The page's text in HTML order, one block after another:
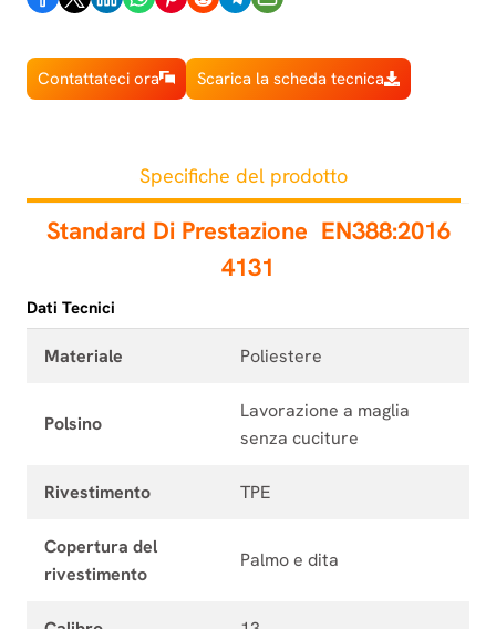
Contattateci ora Scarica la scheda tecnica
Specifiche del prodotto
Standard Di Prestazione EN388:2016
4131
Dati Tecnici
Materiale Poliestere
Polsino
Lavorazione a maglia
senza cuciture
Rivestimento TPE
Copertura del
rivestimento
Palmo e dita